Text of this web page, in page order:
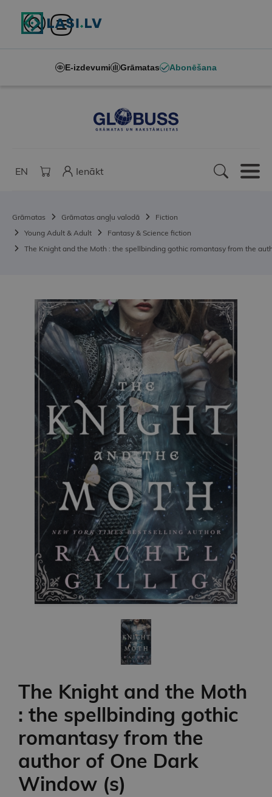
E-izdevumi Grāmatas Abonēšana
EN Ienākt
Grāmatas Grāmatas angļu valodā
Fiction
Young Adult & Adult
Fantasy & Science fiction
The Knight and the Moth : the spellbinding gothic romantasy from the
The Knight and the Moth
: the spellbinding gothic
romantasy from the
author of One Dark
Window (s)